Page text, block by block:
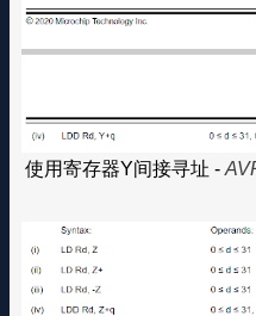
使用寄存器Y间接寻址 -